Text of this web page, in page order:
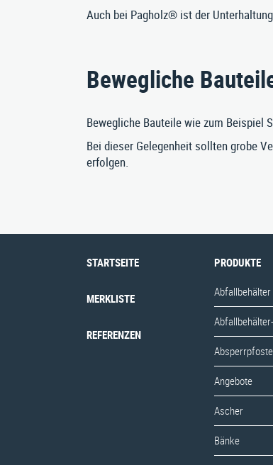
Auch bei Pagholz® ist der
Bewegliche
Bewegliche Bauteile wie zum Beispiel
Bei dieser Gelegenheit sollten grobe
erfolgen.
STARTSEITE
MERKLISTE
REFERENZEN
PRODUKTE
Abfallbehälter
Angebote
Ascher
Bänke